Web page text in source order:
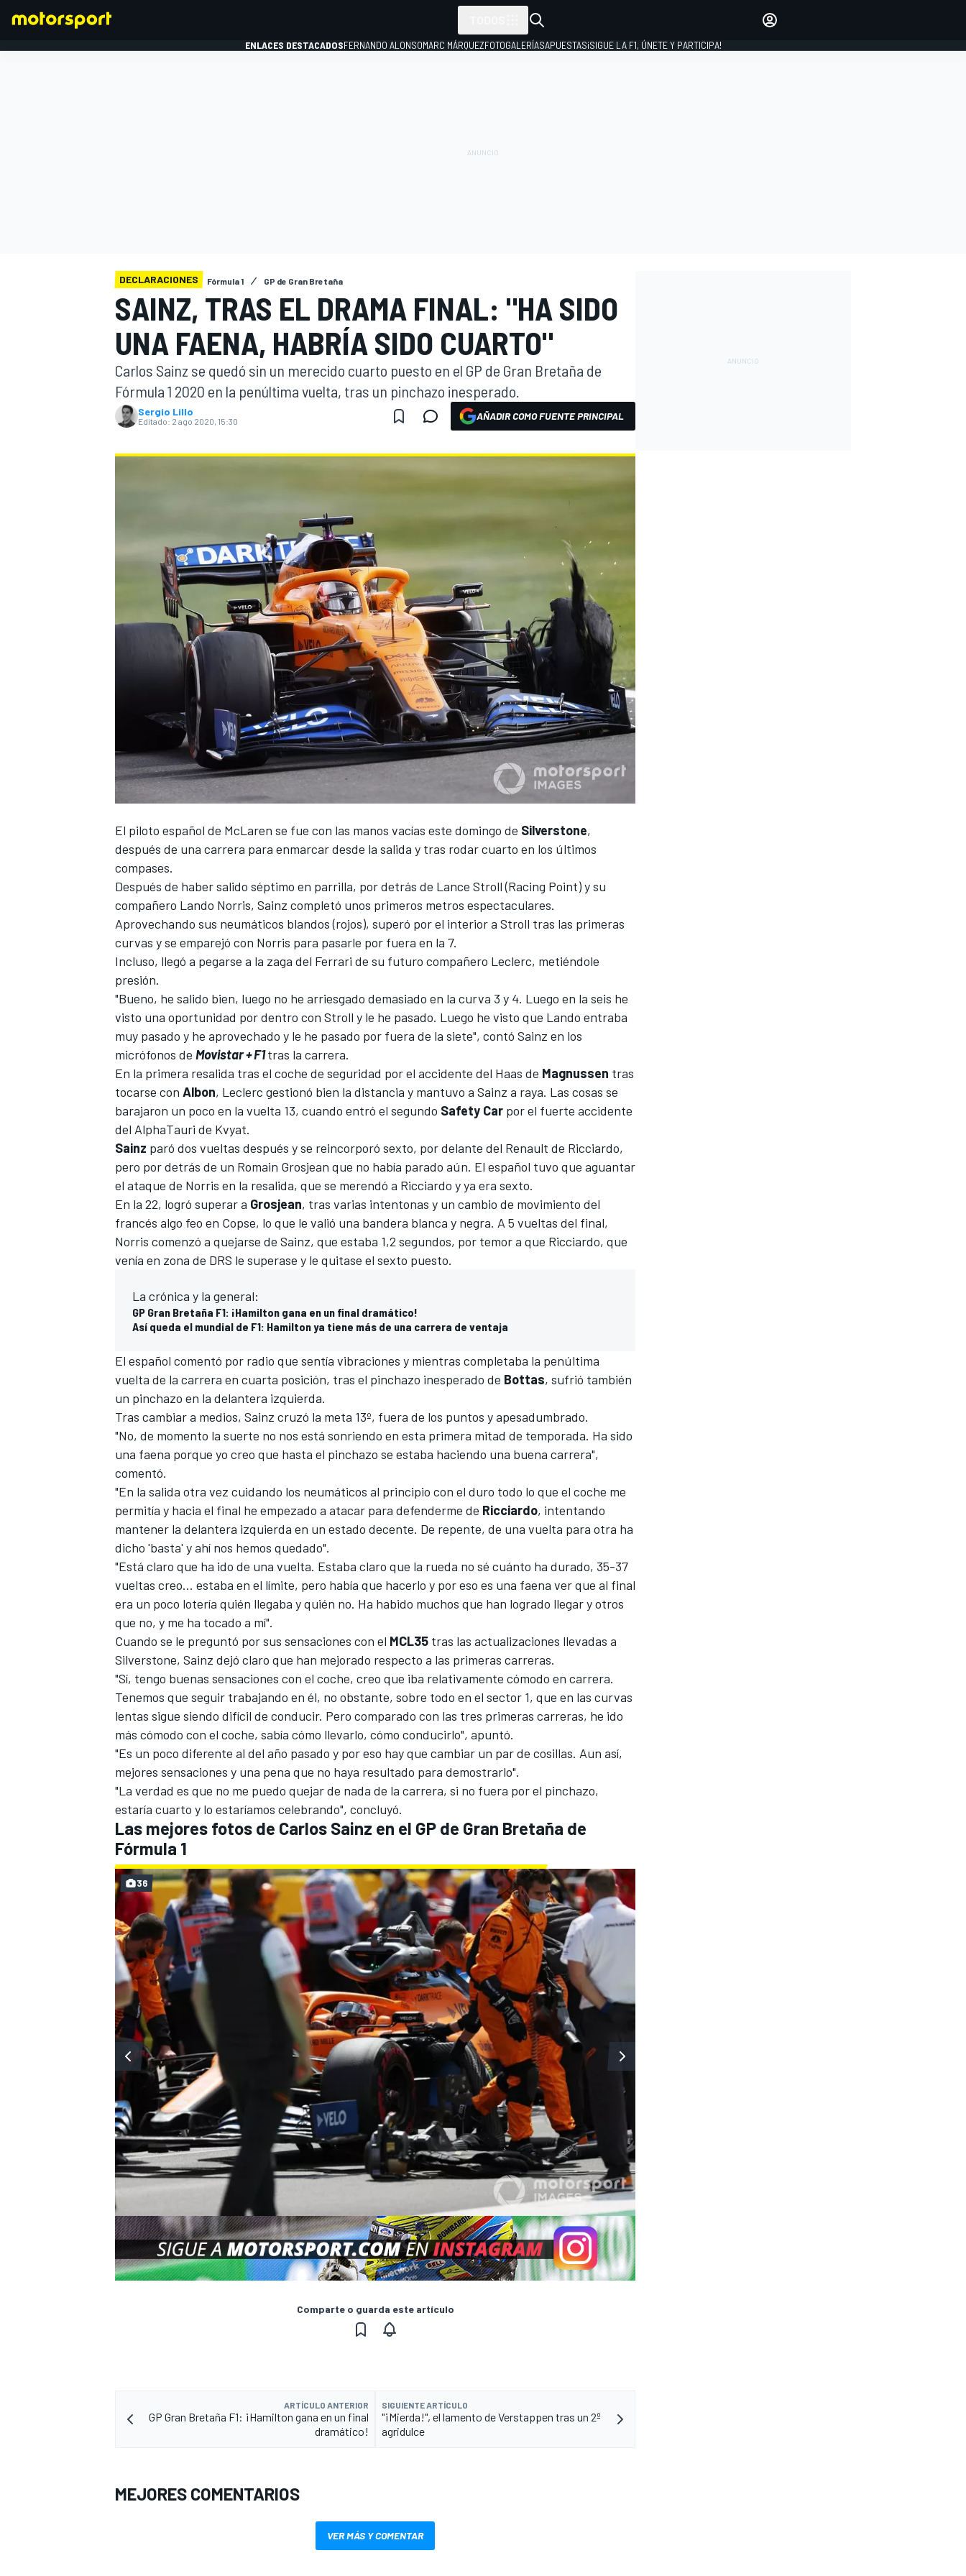
FÓRMULA E
MÁS CATEGORÍAS
ENLACES DESTACADOSFERNANDO ALONSOMARC MÁRQUEZFOTOGALERÍASAPUESTAS¡SIGUE LA F1, ÚNETE Y PARTICIPA!
DECLARACIONES Fórmula 1 GP de Gran Bretaña
SAINZ, TRAS EL DRAMA FINAL: "HA SIDO
UNA FAENA, HABRÍA SIDO CUARTO"
Carlos Sainz se quedó sin un merecido cuarto puesto en el GP de Gran Bretaña de
Fórmula 1 2020 en la penúltima vuelta, tras un pinchazo inesperado.
Sergio Lillo
Editado: 2 ago 2020, 15:30 AÑADIR COMO FUENTE PRINCIPAL
El piloto español de McLaren se fue con las manos vacías este domingo de Silverstone,
después de una carrera para enmarcar desde la salida y tras rodar cuarto en los últimos
compases.
Después de haber salido séptimo en parrilla, por detrás de Lance Stroll(Racing Point) y su
compañero Lando Norris, Sainz completó unos primeros metros espectaculares.
Aprovechando sus neumáticos blandos (rojos), superó por el interior a Stroll tras las primeras
curvas y se emparejó con Norris para pasarle por fuera en la 7.
Incluso, llegó a pegarse a la zaga del Ferrari de su futuro compañero Leclerc, metiéndole
presión.
"Bueno, he salido bien, luego no he arriesgado demasiado en la curva 3 y 4. Luego en la seis he
visto una oportunidad por dentro con Stroll y le he pasado. Luego he visto que Lando entraba
muy pasado y he aprovechado y le he pasado por fuera de la siete", contó Sainz en los
micrófonos de Movistar + F1tras la carrera.
En la primera resalida tras el coche de seguridad por el accidente del Haas de Magnussen tras
tocarse con Albon, Leclerc gestionó bien la distancia y mantuvo a Sainz a raya. Las cosas se
barajaron un poco en la vuelta 13, cuando entró el segundo Safety Car por el fuerte accidente
del AlphaTauri de Kvyat.
Sainz paró dos vueltas después y se reincorporó sexto, por delante del Renault de Ricciardo,
pero por detrás de un Romain Grosjean que no había parado aún. El español tuvo que aguantar
el ataque de Norris en la resalida, que se merendó a Ricciardo y ya era sexto.
En la 22, logró superar a Grosjean, tras varias intentonas y un cambio de movimiento del
francés algo feo en Copse, lo que le valió una bandera blanca y negra. A 5 vueltas del final,
Norris comenzó a quejarse de Sainz, que estaba 1,2 segundos, por temor a que Ricciardo, que
venía en zona de DRS le superase y le quitase el sexto puesto.
La crónica y la general:
GP Gran Bretaña F1: ¡Hamilton gana en un final dramático!
Así queda el mundial de F1: Hamilton ya tiene más de una carrera de ventaja
El español comentó por radio que sentía vibraciones y mientras completaba la penúltima
vuelta de la carrera en cuarta posición, tras el pinchazo inesperado de Bottas, sufrió también
un pinchazo en la delantera izquierda.
Tras cambiar a medios, Sainz cruzó la meta 13º, fuera de los puntos y apesadumbrado.
"No, de momento la suerte no nos está sonriendo en esta primera mitad de temporada. Ha sido
una faena porque yo creo que hasta el pinchazo se estaba haciendo una buena carrera",
comentó.
"En la salida otra vez cuidando los neumáticos al principio con el duro todo lo que el coche me
permitía y hacia el final he empezado a atacar para defenderme de Ricciardo, intentando
mantener la delantera izquierda en un estado decente. De repente, de una vuelta para otra ha
dicho 'basta' y ahí nos hemos quedado".
"Está claro que ha ido de una vuelta. Estaba claro que la rueda no sé cuánto ha durado, 35-37
vueltas creo... estaba en el límite, pero había que hacerlo y por eso es una faena ver que al final
era un poco lotería quién llegaba y quién no. Ha habido muchos que han logrado llegar y otros
que no, y me ha tocado a mí".
Cuando se le preguntó por sus sensaciones con el MCL35 tras las actualizaciones llevadas a
Silverstone, Sainz dejó claro que han mejorado respecto a las primeras carreras.
"Sí, tengo buenas sensaciones con el coche, creo que iba relativamente cómodo en carrera.
Tenemos que seguir trabajando en él, no obstante, sobre todo en el sector 1, que en las curvas
lentas sigue siendo difícil de conducir. Pero comparado con las tres primeras carreras, he ido
más cómodo con el coche, sabía cómo llevarlo, cómo conducirlo", apuntó.
"Es un poco diferente al del año pasado y por eso hay que cambiar un par de cosillas. Aun así,
mejores sensaciones y una pena que no haya resultado para demostrarlo".
"La verdad es que no me puedo quejar de nada de la carrera, si no fuera por el pinchazo,
estaría cuarto y lo estaríamos celebrando", concluyó.
Las mejores fotos de Carlos Sainz en el GP de Gran Bretaña de
Fórmula 1
36
Comparte o guarda este artículo
ARTÍCULO ANTERIOR
GP Gran Bretaña F1: ¡Hamilton gana en un final
dramático!
SIGUIENTE ARTÍCULO
"¡Mierda!", el lamento de Verstappen tras un 2º
agridulce
MEJORES COMENTARIOS
VER MÁS Y COMENTAR